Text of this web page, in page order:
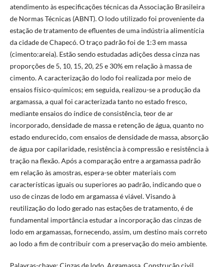
atendimento às especificações técnicas da Associação Brasileira
de Normas Técnicas (ABNT). O lodo utilizado foi proveniente da
estação de tratamento de efluentes de uma indústria alimentícia
da cidade de Chapecó. O traço padrão foi de 1:3 em massa
(cimento:areia). Estão sendo estudadas adições dessa cinza nas
proporções de 5, 10, 15, 20, 25 e 30% em relação à massa de
cimento. A caracterização do lodo foi realizada por meio de
ensaios físico-químicos; em seguida, realizou-se a produção da
argamassa, a qual foi caracterizada tanto no estado fresco,
mediante ensaios do índice de consistência, teor de ar
incorporado, densidade de massa e retenção de água, quanto no
estado endurecido, com ensaios de densidade de massa, absorção
de água por capilaridade, resistência à compressão e resistência à
tração na flexão. Após a comparação entre a argamassa padrão
em relação às amostras, espera-se obter materiais com
características iguais ou superiores ao padrão, indicando que o
uso de cinzas de lodo em argamassa é viável. Visando à
reutilização do lodo gerado nas estações de tratamento, é de
fundamental importância estudar a incorporação das cinzas de
lodo em argamassas, fornecendo, assim, um destino mais correto
ao lodo a fim de contribuir com a preservação do meio ambiente.
Palavras-chave: Cinzas de lodo. Argamassa. Construção civil.